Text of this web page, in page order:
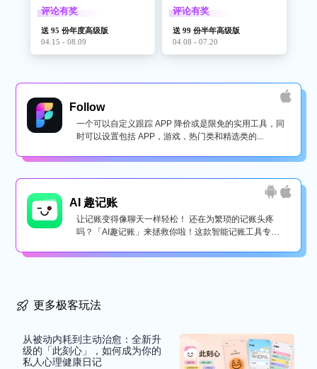
评论有奖
送 95 份年度高级版
04.15 - 08.09
评论有奖
送 99 份半年高级版
04.08 - 07.20
Follow
一个可以自定义跟踪 APP 降价或是限免的实用工具，同
时可以设置包括 APP，游戏，热门类和精选类的...
AI 趣记账
让记账变得像聊天一样轻松！ 还在为繁琐的记账头疼
吗？「AI趣记账」来拯救你啦！这款智能记账工具专为
更多极客玩法
从被动内耗到主动治愈：全新升
级的「此刻心」，如何成为你的
私人心理健康日记